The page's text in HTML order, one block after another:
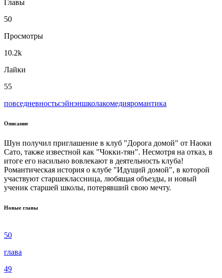
Главы
50
Просмотры
10.2k
Лайки
55
повседневностьсэйнэншколакомедияромантика
Описание
Шун получил приглашение в клуб "Дорога домой" от Наоки
Сато, также известной как "Чокки-тян". Несмотря на отказ, в
итоге его насильно вовлекают в деятельность клуба!
Романтическая история о клубе "Идущий домой", в которой
участвуют старшеклассница, любящая объезды, и новый
ученик старшей школы, потерявший свою мечту.
Новые главы
50
глава
49